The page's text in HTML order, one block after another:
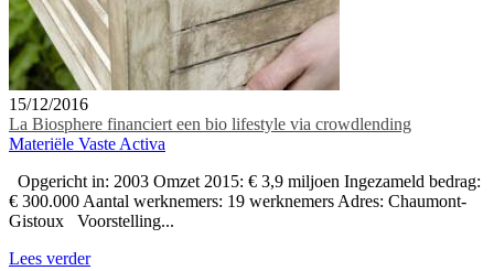
15/12/2016
La Biosphere financiert een bio lifestyle via crowdlending
Materiële Vaste Activa
Opgericht in: 2003 Omzet 2015: € 3,9 miljoen Ingezameld bedrag:
€ 300.000 Aantal werknemers: 19 werknemers Adres: Chaumont-
Gistoux Voorstelling...
Lees verder